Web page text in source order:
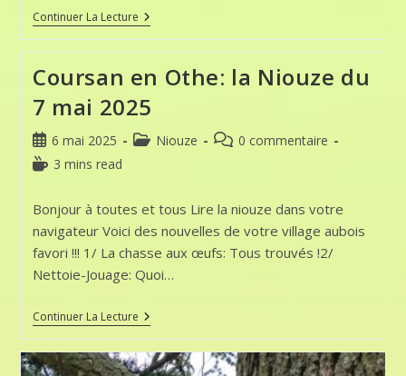
Continuer La LectureNettoie-
Jouage:
Aire
Pétanque
Nickel
Coursan en Othe: la Niouze du
7 mai 2025
Publication
publiée :
6 mai 2025
PostNiouze
Commentaires
0 commentaire
Temps3 mins read
Bonjour à toutes et tous Lire la niouze dans votre
navigateur Voici des nouvelles de votre village aubois
favori !!! 1/ La chasse aux œufs: Tous trouvés !2/
Nettoie-Jouage: Quoi…
Continuer La LectureCoursan
En
Othe:
La